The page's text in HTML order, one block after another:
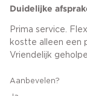
Duidelijke
Prima service.
kostte alleen een
Vriendelijk
Aanbevelen?